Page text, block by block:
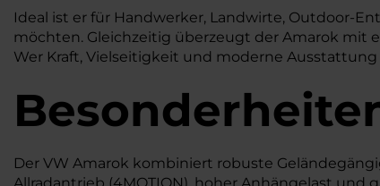
Ideal ist er für Handwerker, Landwirte, Outdoor-
möchten. Gleichzeitig überzeugt der Amarok mit
Wer Kraft, Vielseitigkeit und moderne
Der VW Amarok kombiniert robuste